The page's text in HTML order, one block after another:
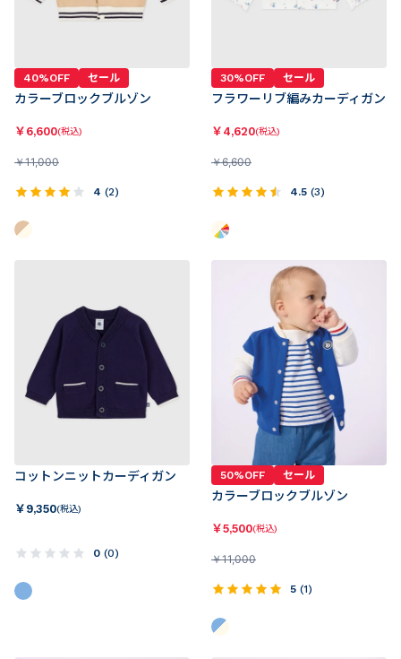
40%OFF セール
カラーブロックブルゾン
￥ 6,600(税込)
￥11,000
4 (2)
30%OFF セール
フラワーリブ編みカーディガン
￥ 4,620(税込)
￥6,600
4.5 (3)
コットンニットカーディガン
￥ 9,350(税込)
0 (0)
50%OFF セール
カラーブロックブルゾン
￥5,500(税込)
￥11,000
5 (1)